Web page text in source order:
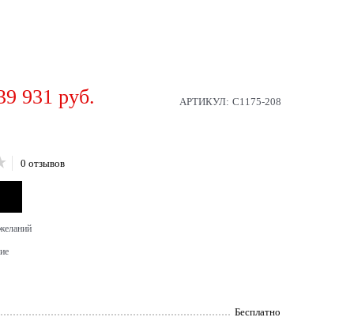
931 руб. АРТИКУЛ: С1175-208
0 отзывов
Бесплатно